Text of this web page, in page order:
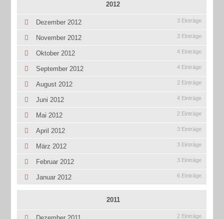
2012
Dezember 2012 3 Einträge
November 2012 3 Einträge
Oktober 2012 4 Einträge
September 2012 4 Einträge
August 2012 2 Einträge
Juni 2012 4 Einträge
Mai 2012 2 Einträge
April 2012 3 Einträge
März 2012 3 Einträge
Februar 2012 3 Einträge
Januar 2012 6 Einträge
2011
2 Einträge